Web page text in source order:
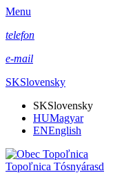
Menu
telefon
e-mail
SKSlovensky
SKSlovensky
HUMagyar
ENEnglish
Topoľnica Tósnyárasd